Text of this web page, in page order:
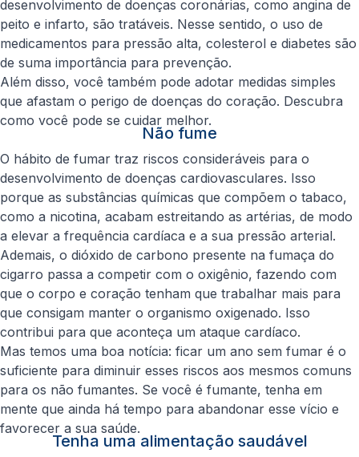
desenvolvimento de doenças coronárias, como angina de
peito e infarto, são tratáveis. Nesse sentido, o uso de
medicamentos para pressão alta, colesterol e diabetes são
de suma importância para prevenção.
Além disso, você também pode adotar medidas simples
que afastam o perigo de doenças do coração. Descubra
como você pode se cuidar melhor.
Não fume
O hábito de fumar traz riscos consideráveis para o
desenvolvimento de doenças cardiovasculares. Isso
porque as substâncias químicas que compõem o tabaco,
como a nicotina, acabam estreitando as artérias, de modo
a elevar a frequência cardíaca e a sua pressão arterial.
Ademais, o dióxido de carbono presente na fumaça do
cigarro passa a competir com o oxigênio, fazendo com
que o corpo e coração tenham que trabalhar mais para
que consigam manter o organismo oxigenado. Isso
contribui para que aconteça um ataque cardíaco.
Mas temos uma boa notícia: ficar um ano sem fumar é o
suficiente para diminuir esses riscos aos mesmos comuns
para os não fumantes. Se você é fumante, tenha em
mente que ainda há tempo para abandonar esse vício e
favorecer a sua saúde.
Tenha uma alimentação saudável